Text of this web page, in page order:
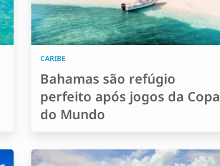
CARIBE
Bahamas são refúgio
perfeito após jogos da Copa
do Mundo